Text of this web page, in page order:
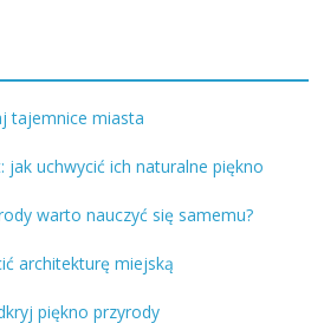
tajemnice miasta
uchwycić ich naturalne piękno
warto nauczyć się samemu?
architekturę miejską
piękno przyrody